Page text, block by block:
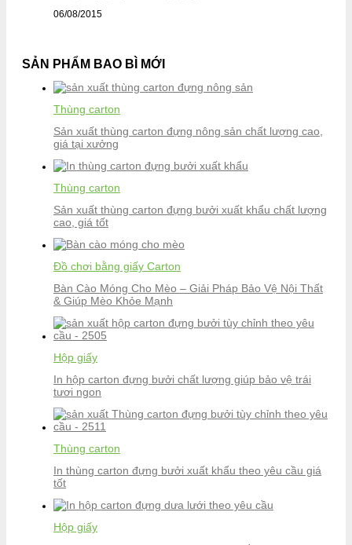
06/08/2015
SẢN PHẨM BAO BÌ MỚI
Thùng carton
Sản xuất thùng carton đựng nông sản chất lượng cao,
giá tại xưởng
Thùng carton
Sản xuất thùng carton đựng bưởi xuất khẩu chất lượng
cao, giá tốt
Đồ chơi bằng giấy Carton
Bàn Cào Móng Cho Mèo – Giải Pháp Bảo Vệ Nội Thất
& Giúp Mèo Khỏe Mạnh
Hộp giấy
In hộp carton đựng bưởi chất lượng giúp bảo vệ trái
tươi ngon
Thùng carton
In thùng carton đựng bưởi xuất khẩu theo yêu cầu giá
tốt
Hộp giấy